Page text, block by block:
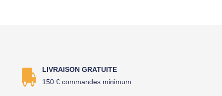
LIVRAISON GRATUITE
150 € commandes minimum